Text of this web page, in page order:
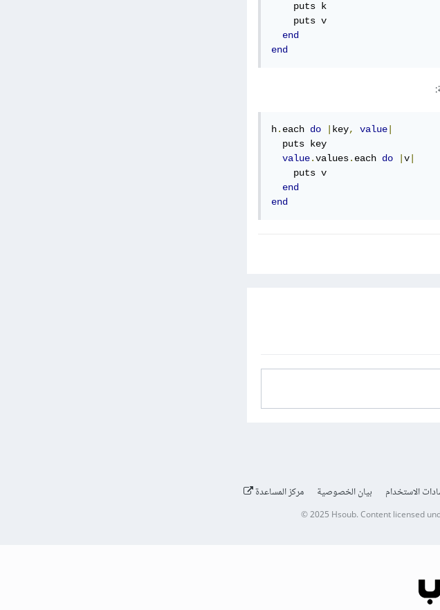
    puts k
    puts v
end
end
h. each do key, value
  puts key
value.values. each do v
    puts v
end
end
الاستخدام بيان الخصوصية مركز المساعدة
© 2025 Hsoub.Content licensed